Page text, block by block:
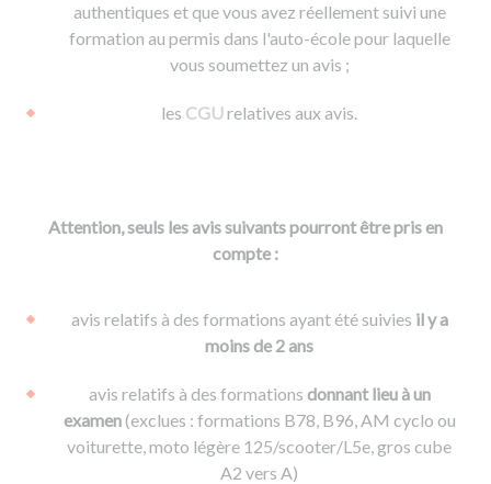
authentiques et que vous avez réellement suivi une
formation au permis dans l'auto-école pour laquelle
vous soumettez un avis ;
les CGUrelatives aux avis.
Attention, seuls les avis suivants pourront être pris en
compte :
avis relatifs à des formations ayant été suivies il y a
moins de 2 ans
avis relatifs à des formations donnant lieu à un
examen(exclues : formations B78, B96, AM cyclo ou
voiturette, moto légère 125/scooter/L5e, gros cube
A2 vers A)